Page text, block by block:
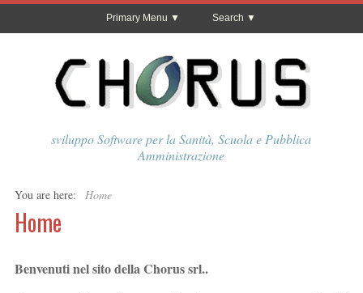
Primary Menu Search
sviluppo Software per la Sanità, Scuola e Pubblica
Amministrazione
You are here: Home
Home
Benvenuti nel sito della Chorus srl..